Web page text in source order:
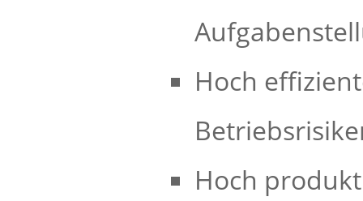
Hoch
Hoch